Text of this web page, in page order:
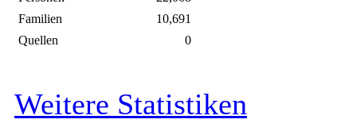
Familien
10,691
Quellen
0
Weitere Statistiken